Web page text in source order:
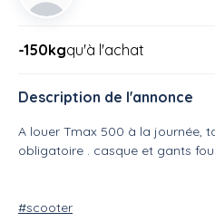
-150kgqu'à l'achat
Description de l'annonce
A louer Tmax 500 à la journée,
obligatoire . casque et gants
#scooter